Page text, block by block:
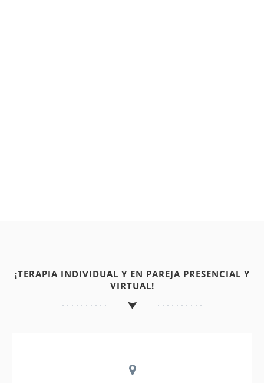
¡TERAPIA INDIVIDUAL Y EN PAREJA PRESENCIAL Y
VIRTUAL!